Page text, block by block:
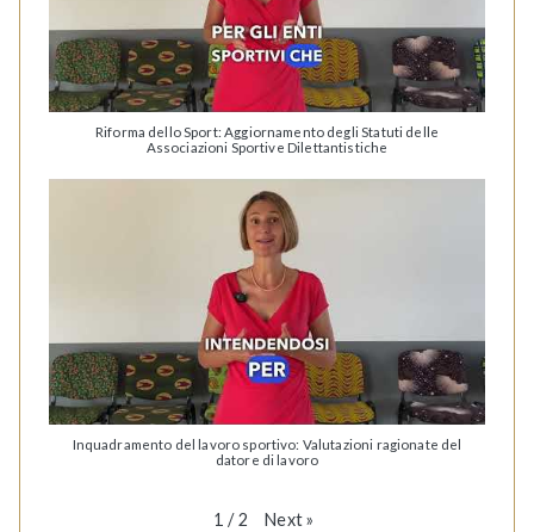
Riforma dello Sport: Aggiornamento degli Statuti delle
Associazioni Sportive Dilettantistiche
Inquadramento del lavoro sportivo: Valutazioni ragionate del
datore di lavoro
1 / 2 Next»